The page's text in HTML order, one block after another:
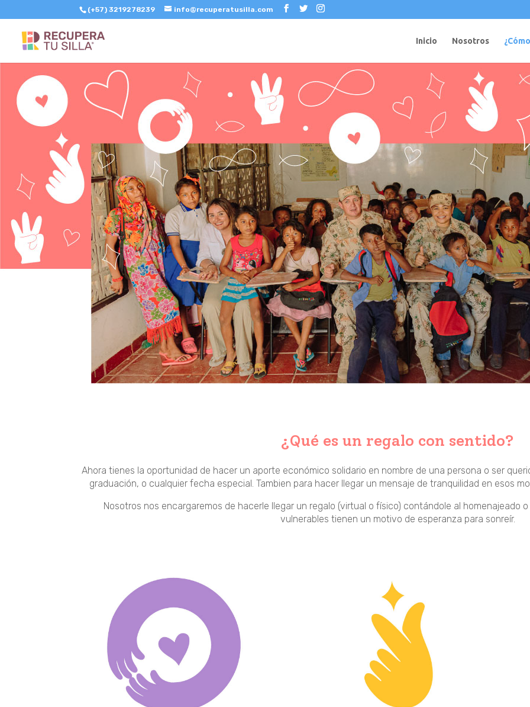
(+57) 3219278239 info@recuperatusilla.com
Inicio Nosotros
¿Qué es un regalo con sentido?
Ahora tienes la oportunidad de hacer un aporte económico solidario en nombre de una persona o ser
graduación, o cualquier fecha especial. Tambien para hacer llegar un mensaje de tranquilidad en esos
Nosotros nos encargaremos de hacerle llegar un regalo (virtual o físico) contándole al homenajeado
vulnerables tienen un motivo de esperanza para sonreír.